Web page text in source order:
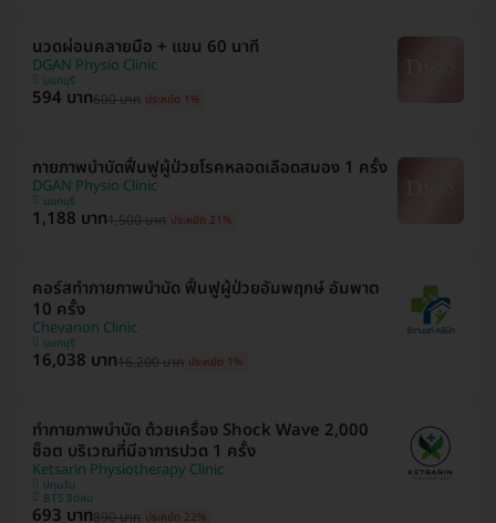
นวดผ่อนคลายมือ + แขน 60 นาที
DGAN Physio Clinic
นนทบุรี
594 บาท600 บาท ประหยัด 1%
กายภาพบำบัดฟื้นฟูผู้ป่วยโรคหลอดเลือดสมอง 1 ครั้ง
DGAN Physio Clinic
นนทบุรี
1,188 บาท1,500 บาท ประหยัด 21%
คอร์สทำกายภาพบำบัด ฟื้นฟูผู้ป่วยอัมพฤกษ์ อัมพาต
10 ครั้ง
Chevanon Clinic
นนทบุรี
16,038 บาท16,200 บาท ประหยัด 1%
ทำกายภาพบำบัด ด้วยเครื่อง Shock Wave 2,000
ช็อต บริเวณที่มีอาการปวด 1 ครั้ง
Ketsarin Physiotherapy Clinic
ปทุมวัน
BTS ชิดลม
693 บาท890 บาท ประหยัด 22%